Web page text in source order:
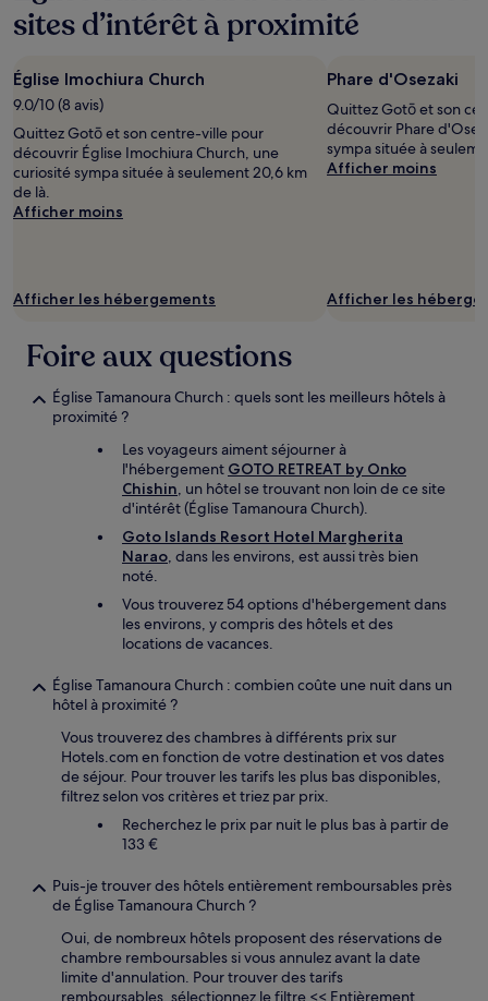
la
séjour
d’une
pour
2 adultes.
Les
prix
et
susceptibles
Des
supplémentaires
peuvent
sites d’intérêt à proximité
Église Imochiura Church
9.0/10 (8 avis)
Quittez Gotō et son centre-ville pour
découvrir Église Imochiura Church, une
curiosité sympa située à seulement 20,6 km
de là.
Afficher moins
Afficher les hébergements
Phare d'Osezaki
Quittez Gotō et son
découvrir Phare
sympa située à
Afficher moins
Afficher les
Foire aux questions
Église Tamanoura Church : quels sont les meilleurs hôtels à
proximité ?
Les voyageurs aiment séjourner à
l'hébergement GOTO RETREAT by Onko
Chishin, un hôtel se trouvant non loin de ce site
d'intérêt (Église Tamanoura Church).
Goto Islands Resort Hotel Margherita
Narao, dans les environs, est aussi très bien
noté.
Vous trouverez 54 options d'hébergement dans
les environs, y compris des hôtels et des
locations de vacances.
Église Tamanoura Church : combien coûte une nuit dans un
hôtel à proximité ?
Vous trouverez des chambres à différents prix sur
Hotels.com en fonction de votre destination et vos dates
de séjour. Pour trouver les tarifs les plus bas disponibles,
filtrez selon vos critères et triez par prix.
Recherchez le prix par nuit le plus bas à partir de
133 €
Puis-je trouver des hôtels entièrement remboursables près
de Église Tamanoura Church ?
Oui, de nombreux hôtels proposent des réservations de
chambre remboursables si vous annulez avant la date
limite d'annulation. Pour trouver des tarifs
remboursables, sélectionnez le filtre << Entièrement